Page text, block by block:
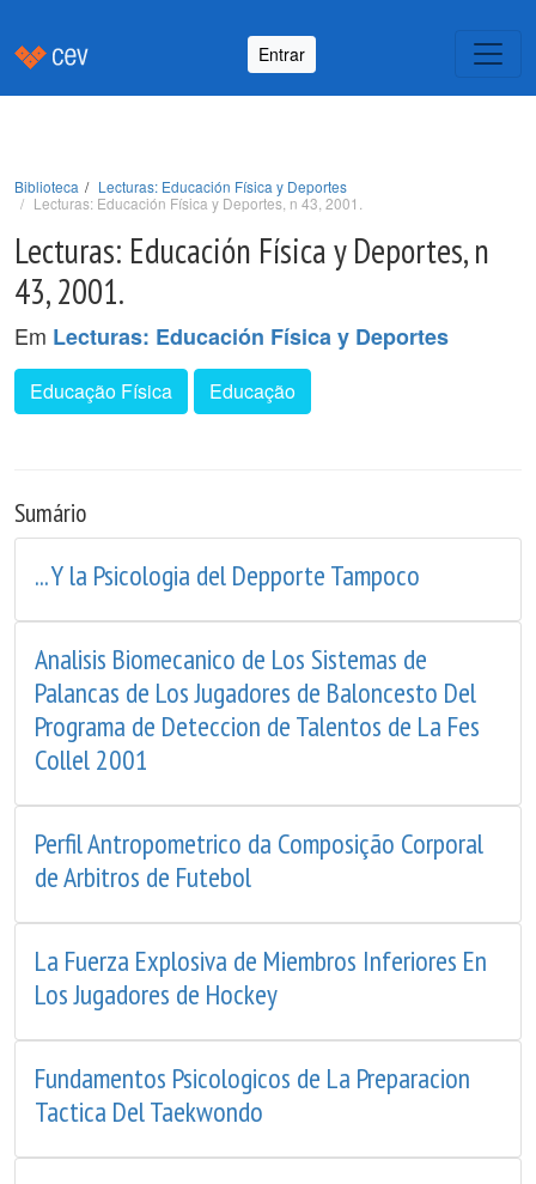
Entrar
Biblioteca
Lecturas: Educación Física y Deportes
Lecturas: Educación Física y Deportes, n 43, 2001.
Lecturas: Educación Física y Deportes, n
43, 2001.
Em Lecturas: Educación Física y Deportes
Educação Física Educação
Sumário
... Y la Psicologia del Depporte Tampoco
Analisis Biomecanico de Los Sistemas de
Palancas de Los Jugadores de Baloncesto Del
Programa de Deteccion de Talentos de La Fes
Collel 2001
Perfil Antropometrico da Composição Corporal
de Arbitros de Futebol
La Fuerza Explosiva de Miembros Inferiores En
Los Jugadores de Hockey
Fundamentos Psicologicos de La Preparacion
Tactica Del Taekwondo